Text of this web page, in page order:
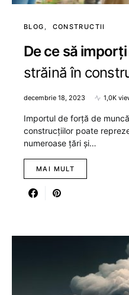
BLOG CONSTRUCTII
De ce să
străină în
decembrie 18, 2023 1,0K
Importul de forță de
construcțiilor poate
numeroase țări și…
MAI MULT